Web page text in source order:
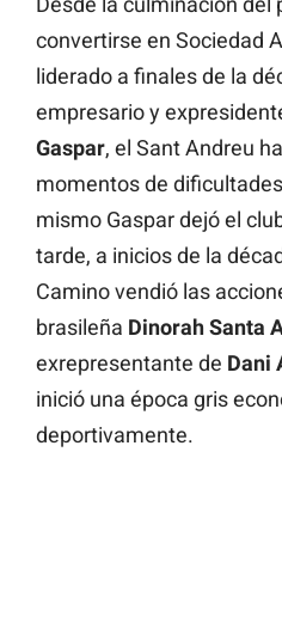
convertirse en Sociedad
liderado a finales de la
empresario y
Gaspar, el Sant Andreu
momentos de
mismo Gaspar dejó el
tarde, a inicios de la
Camino vendió las
brasileña Dinorah Santa
exrepresentante de Dani
inició una época gris
deportivamente.